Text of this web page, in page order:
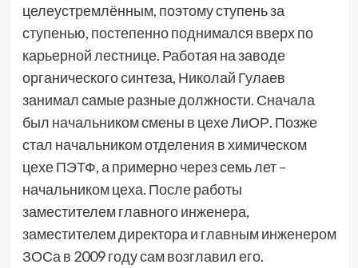
целеустремлённым, поэтому ступень за
ступенью, постепенно поднимался вверх по
карьерной лестнице. Работая на заводе
органического синтеза, Николай Гулаев
занимал самые разные должности. Сначала
был начальником смены в цехе ЛиОР. Позже
стал начальником отделения в химическом
цехе ПЭТФ, а примерно через семь лет –
начальником цеха. После работы
заместителем главного инженера,
заместителем директора и главным инженером
ЗОСа в 2009 году сам возглавил его.